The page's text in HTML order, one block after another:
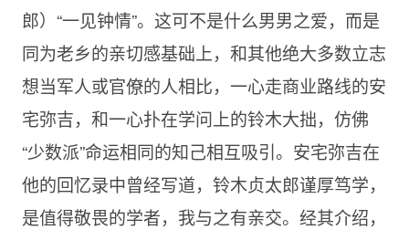
郎）“一见钟情”。这可不是什么男男之爱，而是
同为老乡的亲切感基础上，和其他绝大多数立志
想当军人或官僚的人相比，一心走商业路线的安
宅弥吉，和一心扑在学问上的铃木大拙，仿佛
“少数派”命运相同的知己相互吸引。安宅弥吉在
他的回忆录中曾经写道，铃木贞太郎谨厚笃学，
是值得敬畏的学者，我与之有亲交。经其介绍，